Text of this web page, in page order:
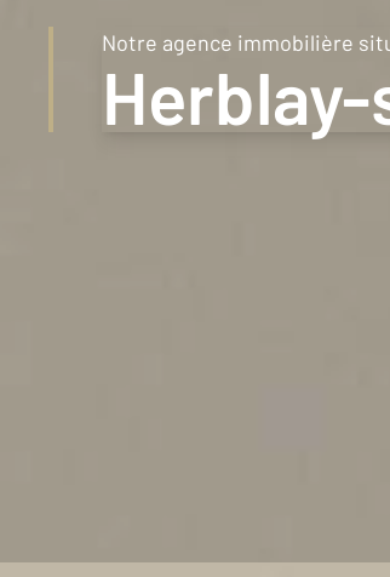
Notre agence immobilière